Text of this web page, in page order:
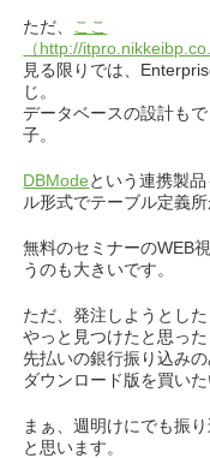
ただ、 ここ
（http://
見る限りでは、
じ。
データベースの設計も
子。
DBModeという連携製
ル形式でテーブル定義
無料のセミナーのWEB
うのも大きいです。
ただ、発注しようとし
やっと見つけたと思っ
先払いの銀行振り込み
ダウンロード版を買いた
まぁ、週明けにでも振
と思います。